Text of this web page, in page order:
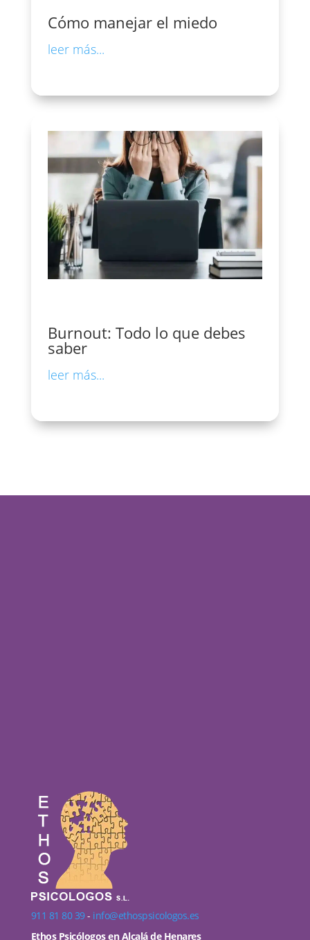
Cómo manejar el miedo
leer más...
Burnout: Todo lo que debes
saber
leer más...
911 81 80 39- info@ethospsicologos.es
Ethos Psicólogos en Alcalá de Henares